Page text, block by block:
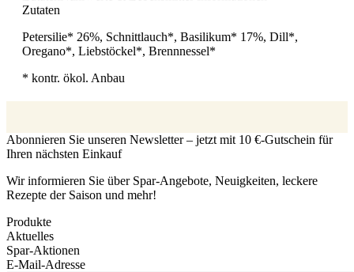
Zutaten
Petersilie* 26%, Schnittlauch*, Basilikum* 17%, Dill*,
Oregano*, Liebstöckel*, Brennnessel*
* kontr. ökol. Anbau
Abonnieren Sie unseren Newsletter – jetzt mit 10 €-Gutschein für
Ihren nächsten Einkauf
Wir informieren Sie über Spar-Angebote, Neuigkeiten, leckere
Rezepte der Saison und mehr!
Produkte
Aktuelles
Spar-Aktionen
E-Mail-Adresse